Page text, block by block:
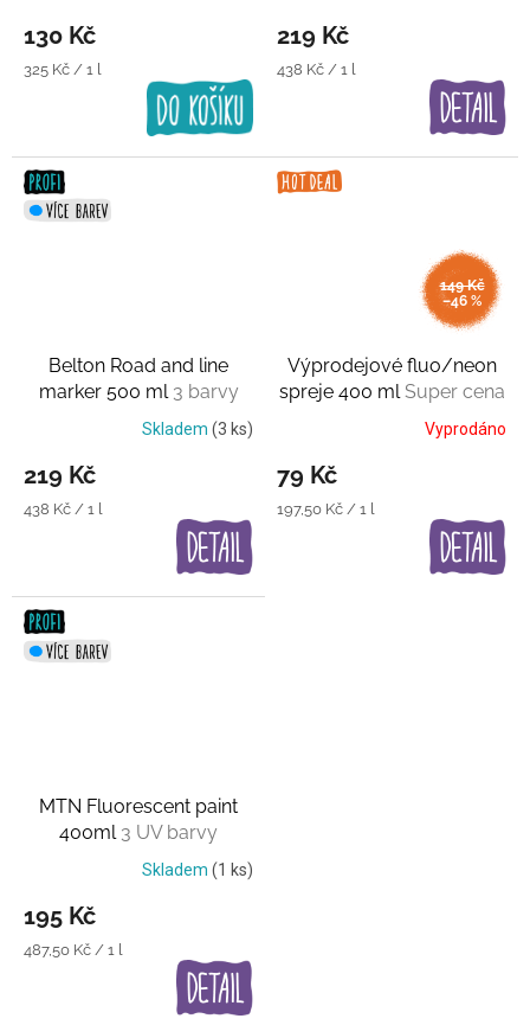
130 Kč
Měrná
325 Kč / 1 l
219 Kč
Měrná
438 Kč / 1 l
Belton Road and line
marker 500 ml 3 barvy
Skladem (3 ks)
219 Kč
Měrná
438 Kč / 1 l
149 Kč
–46 %
Výprodejové fluo/neon
spreje 400 mlSuper cena
Vyprodáno
79 Kč
Měrná
197,50 Kč / 1 l
MTN Fluorescent paint
400ml 3 UV barvy
Skladem (1 ks)
195 Kč
Měrná
487,50 Kč / 1 l